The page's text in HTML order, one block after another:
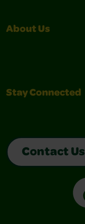
About Us
Stay Connected
Contact Us